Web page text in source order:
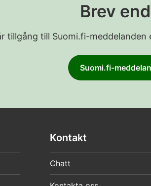
Brev
tillgång till Suomi.fi-
Suomi.fi-
Kontakt
Chatt